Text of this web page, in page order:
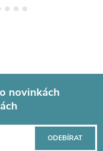
novinkách
ODEBÍRAT